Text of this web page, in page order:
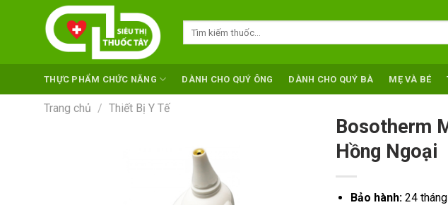
THỰC PHẨM CHỨC NĂNG DÀNH CHO QUÝ ÔNG DÀNH CHO QUÝ BÀ MẸ VÀ BÉ
Trang chủ / Thiết Bị Y Tế
Bosotherm
Hồng Ngoại
Bảo hành:24 tháng